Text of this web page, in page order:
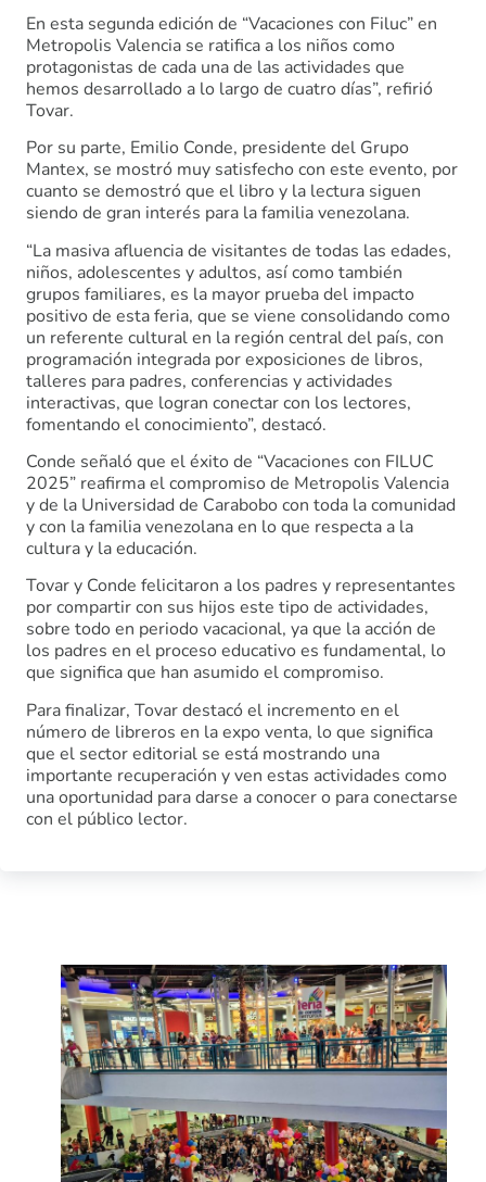
En esta segunda edición de “Vacaciones con Filuc” en
Metropolis Valencia se ratifica a los niños como
protagonistas de cada una de las actividades que
hemos desarrollado a lo largo de cuatro días”, refirió
Tovar.
Por su parte, Emilio Conde, presidente del Grupo
Mantex, se mostró muy satisfecho con este evento, por
cuanto se demostró que el libro y la lectura siguen
siendo de gran interés para la familia venezolana.
“La masiva afluencia de visitantes de todas las edades,
niños, adolescentes y adultos, así como también
grupos familiares, es la mayor prueba del impacto
positivo de esta feria, que se viene consolidando como
un referente cultural en la región central del país, con
programación integrada por exposiciones de libros,
talleres para padres, conferencias y actividades
interactivas, que logran conectar con los lectores,
fomentando el conocimiento”, destacó.
Conde señaló que el éxito de “Vacaciones con FILUC
2025” reafirma el compromiso de Metropolis Valencia
y de la Universidad de Carabobo con toda la comunidad
y con la familia venezolana en lo que respecta a la
cultura y la educación.
Tovar y Conde felicitaron a los padres y representantes
por compartir con sus hijos este tipo de actividades,
sobre todo en periodo vacacional, ya que la acción de
los padres en el proceso educativo es fundamental, lo
que significa que han asumido el compromiso.
Para finalizar, Tovar destacó el incremento en el
número de libreros en la expo venta, lo que significa
que el sector editorial se está mostrando una
importante recuperación y ven estas actividades como
una oportunidad para darse a conocer o para conectarse
con el público lector.